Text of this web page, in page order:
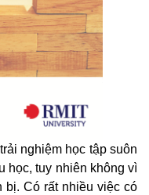
nghiệm học tập suôn
học, tuy nhiên không vì
bị. Có rất nhiều việc có